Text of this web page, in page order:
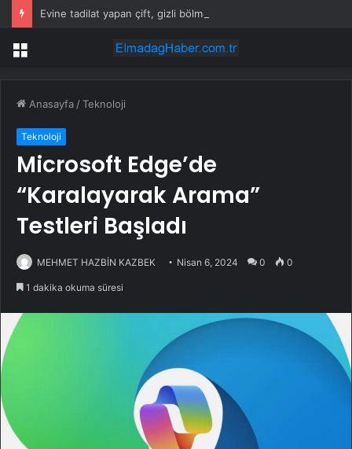
Menü
Anasayfa /Teknoloji
Teknoloji
Microsoft Edge’de
“Karalayarak Arama”
Testleri Başladı
MEHMET HAZBİN KAZBEK Nisan 6, 2024 0 0
1 dakika okuma süresi